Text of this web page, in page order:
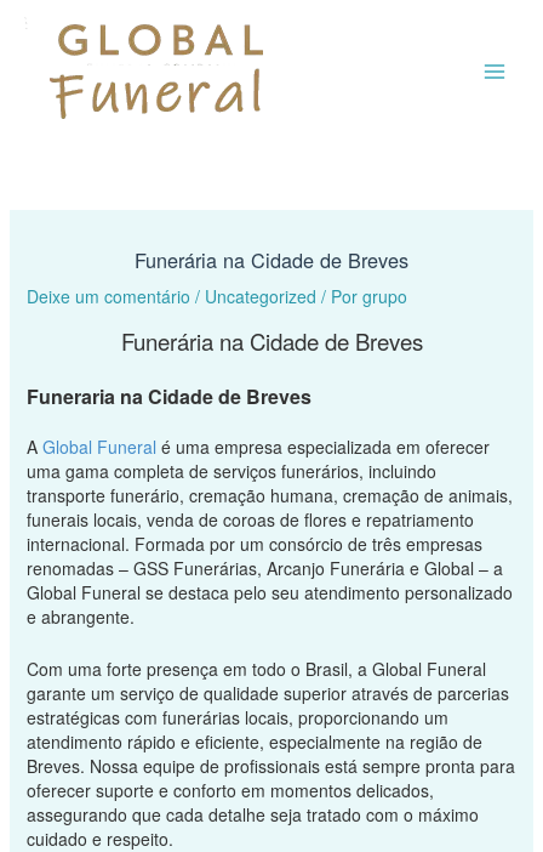
para
conteúdo
Funerária na Cidade de Breves
Deixe um comentário / Uncategorized / Por grupo
Funerária na Cidade de Breves
Funeraria na Cidade de Breves
A Global Funeral é uma empresa especializada em oferecer
uma gama completa de serviços funerários, incluindo
transporte funerário, cremação humana, cremação de animais,
funerais locais, venda de coroas de flores e repatriamento
internacional. Formada por um consórcio de três empresas
renomadas – GSS Funerárias, Arcanjo Funerária e Global – a
Global Funeral se destaca pelo seu atendimento personalizado
e abrangente.
Com uma forte presença em todo o Brasil, a Global Funeral
garante um serviço de qualidade superior através de parcerias
estratégicas com funerárias locais, proporcionando um
atendimento rápido e eficiente, especialmente na região de
Breves. Nossa equipe de profissionais está sempre pronta para
oferecer suporte e conforto em momentos delicados,
assegurando que cada detalhe seja tratado com o máximo
cuidado e respeito.